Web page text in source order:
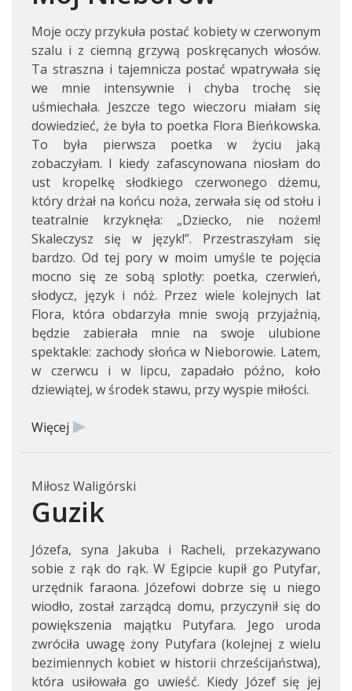
Moje oczy przykuła postać kobiety w czerwonym
szalu i z ciemną grzywą poskręcanych włosów.
Ta straszna i tajemnicza postać wpatrywała się
we mnie intensywnie i chyba trochę się
uśmiechała. Jeszcze tego wieczoru miałam się
dowiedzieć, że była to poetka Flora Bieńkowska.
To była pierwsza poetka w życiu jaką
zobaczyłam. I kiedy zafascynowana niosłam do
ust kropelkę słodkiego czerwonego dżemu,
który drżał na końcu noża, zerwała się od stołu i
teatralnie krzyknęła: „Dziecko, nie nożem!
Skaleczysz się w język!”. Przestraszyłam się
bardzo. Od tej pory w moim umyśle te pojęcia
mocno się ze sobą splotły: poetka, czerwień,
słodycz, język i nóż. Przez wiele kolejnych lat
Flora, która obdarzyła mnie swoją przyjaźnią,
będzie zabierała mnie na swoje ulubione
spektakle: zachody słońca w Nieborowie. Latem,
w czerwcu i w lipcu, zapadało późno, koło
dziewiątej, w środek stawu, przy wyspie miłości.
Więcej
Miłosz Waligórski
Guzik
Józefa, syna Jakuba i Racheli, przekazywano
sobie z rąk do rąk. W Egipcie kupił go Putyfar,
urzędnik faraona. Józefowi dobrze się u niego
wiodło, został zarządcą domu, przyczynił się do
powiększenia majątku Putyfara. Jego uroda
zwróciła uwagę żony Putyfara (kolejnej z wielu
bezimiennych kobiet w historii chrześcijaństwa),
która usiłowała go uwieść. Kiedy Józef się jej